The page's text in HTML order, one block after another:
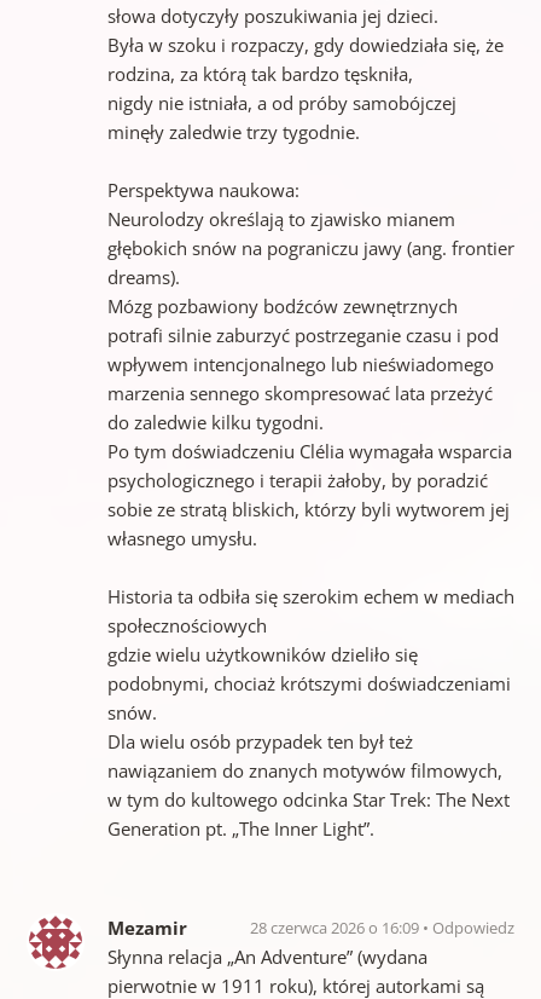
słowa dotyczyły poszukiwania jej dzieci.
Była w szoku i rozpaczy, gdy dowiedziała się, że
rodzina, za którą tak bardzo tęskniła,
nigdy nie istniała, a od próby samobójczej
minęły zaledwie trzy tygodnie.
Perspektywa naukowa:
Neurolodzy określają to zjawisko mianem
głębokich snów na pograniczu jawy (ang. frontier
dreams).
Mózg pozbawiony bodźców zewnętrznych
potrafi silnie zaburzyć postrzeganie czasu i pod
wpływem intencjonalnego lub nieświadomego
marzenia sennego skompresować lata przeżyć
do zaledwie kilku tygodni.
Po tym doświadczeniu Clélia wymagała wsparcia
psychologicznego i terapii żałoby, by poradzić
sobie ze stratą bliskich, którzy byli wytworem jej
własnego umysłu.
Historia ta odbiła się szerokim echem w mediach
społecznościowych
gdzie wielu użytkowników dzieliło się
podobnymi, chociaż krótszymi doświadczeniami
snów.
Dla wielu osób przypadek ten był też
nawiązaniem do znanych motywów filmowych,
w tym do kultowego odcinka Star Trek: The Next
Generation pt. „The Inner Light”.
Mezamir 28 czerwca 2026 o 16:09 Odpowiedz
Słynna relacja „An Adventure” (wydana
pierwotnie w 1911 roku), której autorkami są